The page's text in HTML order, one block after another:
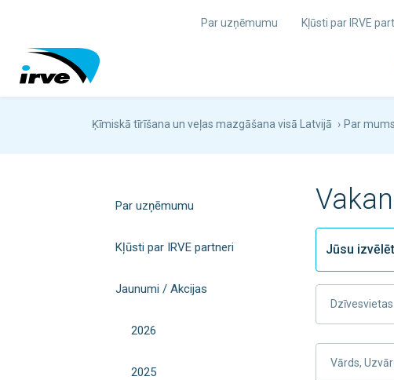
Par uzņēmumu Kļūsti par IRVE
Ķīmiskā tīrīšana un veļas mazgāšana visā Latvijā › Par mums
Par uzņēmumu
Kļūsti par IRVE partneri
Jaunumi / Akcijas
2026
2025
Vārds,